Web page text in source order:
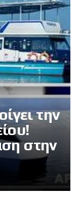
την
στην